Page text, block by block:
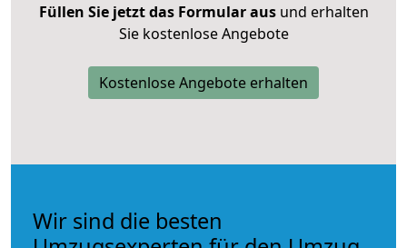
Füllen Sie jetzt das Formular ausund erhalten
Sie kostenlose Angebote
Kostenlose Angebote erhalten
Wir sind die besten